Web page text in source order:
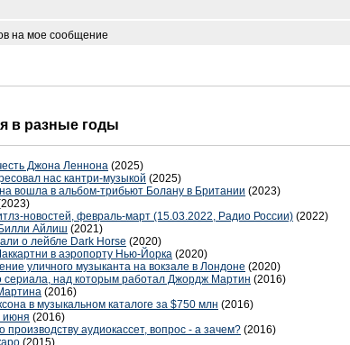
на мое сообщение
в разные годы
Джона Леннона (2025)
нас кантри-музыкой (2025)
вошла в альбом-трибьют Болану в Британии (2023)
новостей, февраль-март (15.03.2022, Радио России) (2022)
Айлиш (2021)
о лейбле Dark Horse (2020)
в аэропорту Нью-Йорка (2020)
уличного музыканта на вокзале в Лондоне (2020)
сериала, над которым работал Джордж Мартин (2016)
(2016)
в музыкальном каталоге за $750 млн (2016)
июня (2016)
аудиокассет, вопрос - а зачем? (2016)
(2015)